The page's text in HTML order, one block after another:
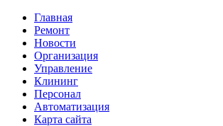
Главная
Ремонт
Новости
Организация
Управление
Клининг
Персонал
Автоматизация
Карта сайта